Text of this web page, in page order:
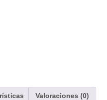
Valoraciones (0)